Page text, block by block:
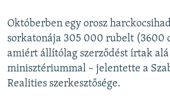
Októberben egy orosz
sorkatonája 305 000 rubelt (3600
amiért állítólag szerződést írtak alá
minisztériummal – jelentette a
Realities szerkesztősége.